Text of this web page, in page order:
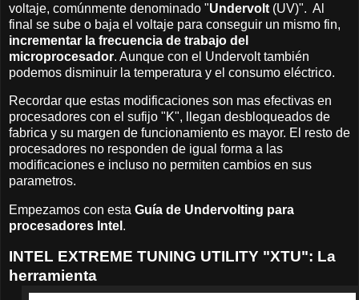
voltaje, comúnmente denominado "Undervolt (UV)". Al
final se sube o baja el voltaje para conseguir un mismo fin,
incrementar la frecuencia de trabajo del
microprocesador. Aunque con el Undervolt también
podemos disminuir la temperatura y el consumo eléctrico.
Recordar que estas modificaciones son mas efectivas en
procesadores con el sufijo "K", llegan desbloqueados de
fabrica y su margen de funcionamiento es mayor. El resto de
procesadores no responden de igual forma a las
modificaciones e incluso no permiten cambios en sus
parametros.
Empezamos con esta Guía de Undervolting para
procesadores Intel .
INTEL EXTREME TUNING UTILITY "XTU": La
herramienta